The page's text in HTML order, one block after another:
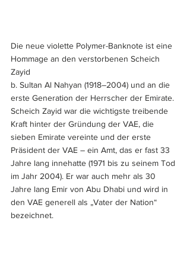
Die neue violette Polymer-Banknote ist eine
Hommage an den verstorbenen Scheich
Zayid
b. Sultan Al Nahyan (1918–2004) und an die
erste Generation der Herrscher der Emirate.
Scheich Zayid war die wichtigste treibende
Kraft hinter der Gründung der VAE, die
sieben Emirate vereinte und der erste
Präsident der VAE – ein Amt, das er fast 33
Jahre lang innehatte (1971 bis zu seinem Tod
im Jahr 2004). Er war auch mehr als 30
Jahre lang Emir von Abu Dhabi und wird in
den VAE generell als „Vater der Nation“
bezeichnet.